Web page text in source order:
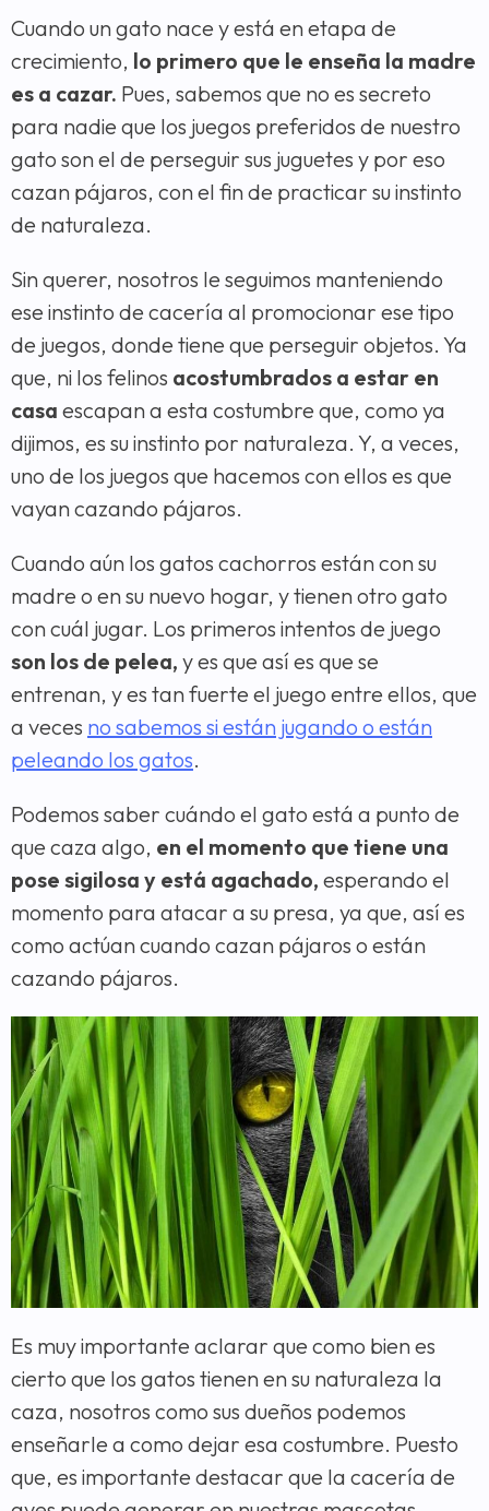
Cuando un gato nace y está en etapa de
crecimiento, lo primero que le enseña la madre
es a cazar. Pues, sabemos que no es secreto
para nadie que los juegos preferidos de nuestro
gato son el de perseguir sus juguetes y por eso
cazan pájaros, con el fin de practicar su instinto
de naturaleza.
Sin querer, nosotros le seguimos manteniendo
ese instinto de cacería al promocionar ese tipo
de juegos, donde tiene que perseguir objetos. Ya
que, ni los felinos acostumbrados a estar en
casa escapan a esta costumbre que, como ya
dijimos, es su instinto por naturaleza. Y, a veces,
uno de los juegos que hacemos con ellos es que
vayan cazando pájaros.
Cuando aún los gatos cachorros están con su
madre o en su nuevo hogar, y tienen otro gato
con cuál jugar. Los primeros intentos de juego
son los de pelea, y es que así es que se
entrenan, y es tan fuerte el juego entre ellos, que
a veces no sabemos si están jugando o están
peleando los gatos.
Podemos saber cuándo el gato está a punto de
que caza algo, en el momento que tiene una
pose sigilosa y está agachado, esperando el
momento para atacar a su presa, ya que, así es
como actúan cuando cazan pájaros o están
cazando pájaros.
Es muy importante aclarar que como bien es
cierto que los gatos tienen en su naturaleza la
caza, nosotros como sus dueños podemos
enseñarle a como dejar esa costumbre. Puesto
que, es importante destacar que la cacería de